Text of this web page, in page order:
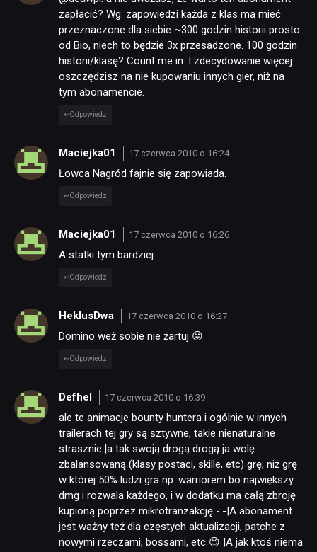
zapłacić? Wg. zapowiedzi każda z klas ma mieć
przeznaczone dla siebie ~300 godzin historii prosto
od Bio, niech to będzie 3x przesadzone. 100 godzin
historii/klasę? Count me in. I zdecydowanie więcej
oszczędzisz na nie kupowaniu innych gier, niż na
tym abonamencie.
Odpowiedz
Maciejka01 17 czerwca 2010 o 16:24
Łowca Nagród fajnie się zapowiada.
Odpowiedz
Maciejka01 17 czerwca 2010 o 16:26
A statki tym bardziej.
Odpowiedz
HeklusDwa 17 czerwca 2010 o 16:27
Domino weż sobie nie żartuj 😛
Odpowiedz
Defhel 17 czerwca 2010 o 16:39
ale te animacje bounty huntera i ogólnie w innych
trailerach tej gry są sztywne, takie nienaturalne
strasznie.|a tak swoją drogą drogą ja wolę
zbalansowaną (klasy postaci, skille, etc) grę, niż grę
w której 50% ludzi gra np. warriorem bo największy
dmg i rozwala każdego, i w dodatku ma całą zbroję
kupioną poprzez mikrotranzakcję -.-|A abonament
jest ważny też dla częstych aktualizacji, patche z
nowymi rzeczami, bossami, etc 😉 |A jak ktoś niema